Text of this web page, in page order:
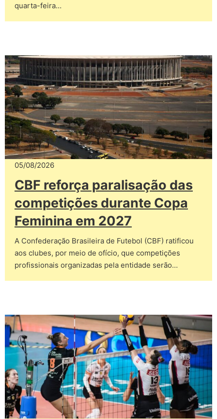
quarta-feira…
05/08/2026
CBF reforça paralisação das
competições durante Copa
Feminina em 2027
A Confederação Brasileira de Futebol (CBF) ratificou
aos clubes, por meio de ofício, que competições
profissionais organizadas pela entidade serão…